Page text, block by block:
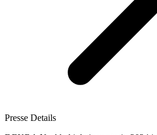
Presse Details